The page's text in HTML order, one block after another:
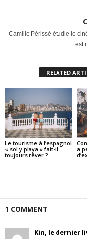
Camille Périssé étudie le
est
RELATED
Le tourisme à l’espagnol
« sol y playa » fait-il
toujours rêver ?
a
1 COMMENT
Kin, le dernier